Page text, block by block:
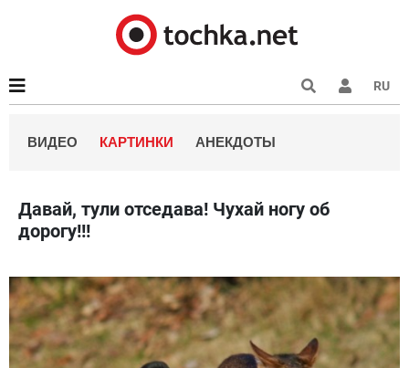
RU
ВИДЕО КАРТИНКИ АНЕКДОТЫ
Давай, тули отседава! Чухай ногу об
дорогу!!!